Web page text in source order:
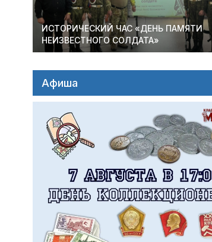
ИСТОРИЧЕСКИЙ ЧАС «ДЕНЬ ПАМЯТИ
НЕИЗВЕСТНОГО СОЛДАТА»
Афиша